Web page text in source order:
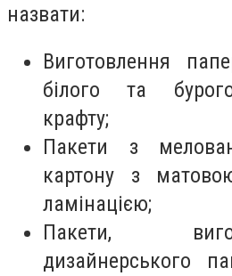
назвати:
Виготовлення
білого та
крафту;
Пакети з
картону з
ламінацією;
Пакети,
дизайнерського